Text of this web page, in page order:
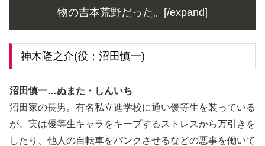
物の吉本荒野だった。[/expand]
神木隆之介(役：沼田慎一)
沼田慎一…ぬまた・しんいち
沼田家の長男。有名私立進学校に通い優等生を装っている
が、実は優等生キャラをキープするストレスから万引きを
したり、他人の自転車をパンクさせるなどの悪事を働いて